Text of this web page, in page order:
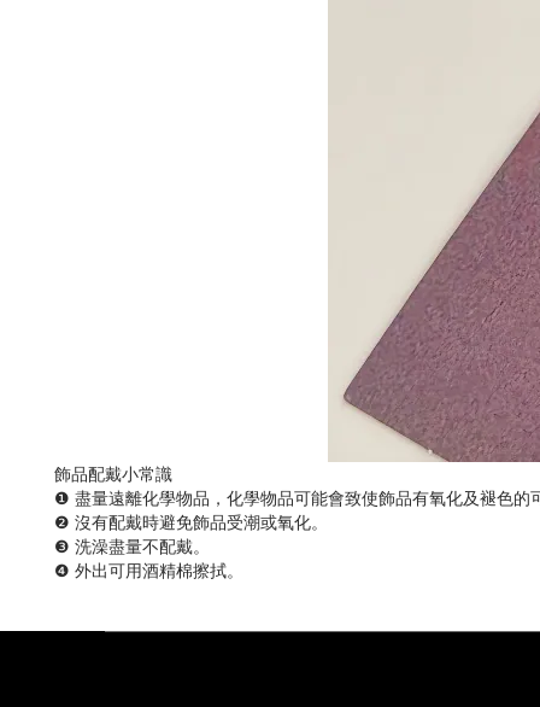
飾品配戴小常識
❶ 盡量遠離化學物品，化學物品可能會致使飾品有氧化及褪色的
❷ 沒有配戴時避免飾品受潮或氧化。
❸ 洗澡盡量不配戴。
❹ 外出可用酒精棉擦拭。